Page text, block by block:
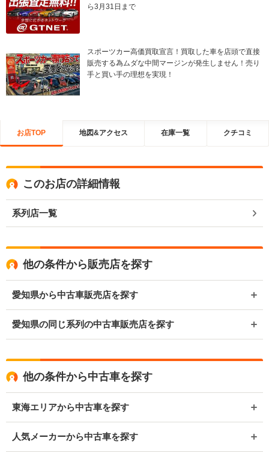
ら3月31日まで
スポーツカー高価買取宣言！買取した車を店頭で直接
販売する為ムダな中間マージンが発生しません！売り
手と買い手の理想を実現！
お店TOP 地図&アクセス 在庫一覧 クチコミ
このお店の詳細情報
系列店一覧
他の条件から販売店を探す
愛知県から中古車販売店を探す
愛知県の同じ系列の中古車販売店を探す
他の条件から中古車を探す
東海エリアから中古車を探す
人気メーカーから中古車を探す